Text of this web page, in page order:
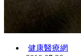
健康醫療網